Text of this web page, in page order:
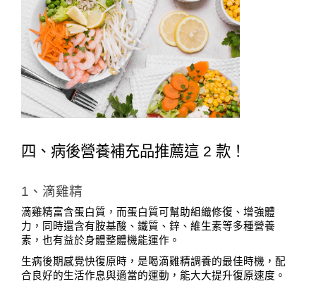
四、病後營養補充品推薦這 2 款！
1、滴雞精
滴雞精富含蛋白質，而蛋白質可幫助組織修復、增強體
力，同時還含有胺基酸、鐵質、鋅、維生素等多種營養
素，也有益於身體整體機能運作。
生病後期感覺快復原時，是喝滴雞精調養的最佳時機，配
合良好的生活作息與適當的運動，能大大提升復原速度。